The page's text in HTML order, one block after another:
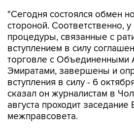
"Сегодня состоялся обмен
стороной. Соответственно, у
процедуры, связанные с
вступлением в силу
торговле с Объединенными
Эмиратами, завершены и
вступления в силу - 6
сказал он журналистам в
августа проходит заседание
межправсовета.